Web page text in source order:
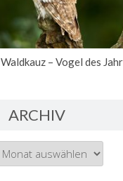
Waldkauz – Vogel des
ARCHIV
Archiv